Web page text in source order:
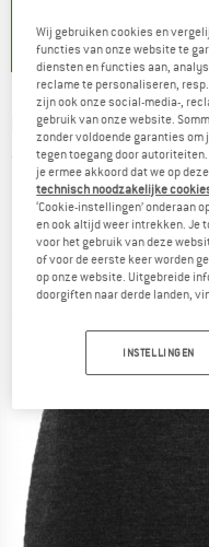
EISBÄR -Sonic
(0)
Wij gebruiken cookies en
functies van onze website te
diensten en functies aan,
reclame te personaliseren,
zijn ook onze social-media-,
gebruik van onze website.
zonder voldoende garanties
tegen toegang door autoriteiten.
je ermee akkoord dat we op
technisch noodzakelijke
‘Cookie-instellingen’ onderaan
en ook altijd weer intrekken.
voor het gebruik van deze
of voor de eerste keer worden
op onze website. Uitgebreide
doorgiften naar derde landen,
INSTELLINGEN